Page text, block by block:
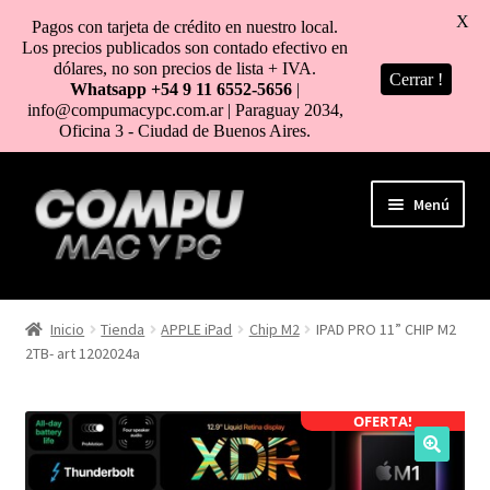
al
contenido
Menú
HOME
TIENDA
COMO COMPRAR
MI CUENTA
Inicio Tienda APPLE iPad Chip M2
IPAD PRO 11” CHIP M2
2TB- art 1202024a
OFERTA!
Pagos con tarjeta de crédito en nuestro local.
Los precios publicados son contado efectivo en
dólares, no son precios de lista + IVA.
Whatsapp +54 9 11 6552-5656 |
info@compumacypc.com.ar | Paraguay 2034,
Oficina 3 - Ciudad de Buenos Aires.
Cerrar !
X